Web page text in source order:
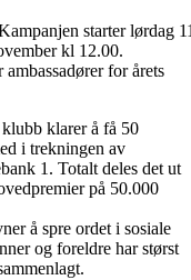
starter lørdag
kl 12.00.
for årets
klarer å få 50
i trekningen av
1. Totalt deles det ut
på 50.000
å spre ordet i sosiale
og foreldre har størst